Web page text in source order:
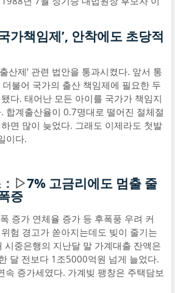
가책임제’, 안착에도 초당적
산제’ 관련 법안을 통과시켰다. 앞서 통
더불어 국가의 출산 책임제에 필요한 두
다. 태어난 모든 아이를 국가가 책임지
합계출산율이 0.7명대로 떨어진 절체절
면 많이 늦었다. 그래도 이제라도 첫발
이다.
：▷7% 고금리에도 멈출 줄
증
증가 연체율 증가 등 후폭풍 우려 커
험 경고가 쏟아지는데도 빚이 줄기는
시중은행의 지난달 말 가계대출 잔액은
달 전보다 1조5000억원 넘게 늘었다.
속 증가세였다. 가계빚 팽창은 주택담보